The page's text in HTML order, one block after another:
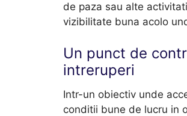
de paza sau alte
vizibilitate buna acolo
Un punct de
intreruperi
Intr-un obiectiv unde
conditii bune de lucru in